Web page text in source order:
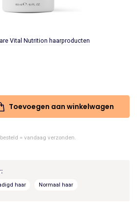
Vital Nutrition haarproducten
Toevoegen aan winkelwagen
= vandaag verzonden.
haar Normaal haar